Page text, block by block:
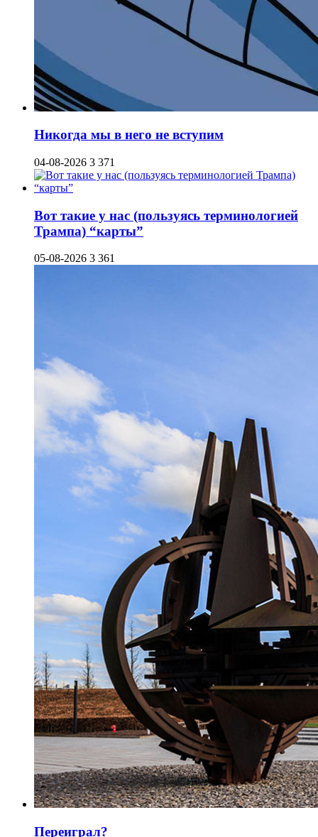
Никогда мы в него не вступим
04-08-2026 3 371
Вот такие у нас (пользуясь терминологией
Трампа) “карты”
05-08-2026 3 361
Переиграл?